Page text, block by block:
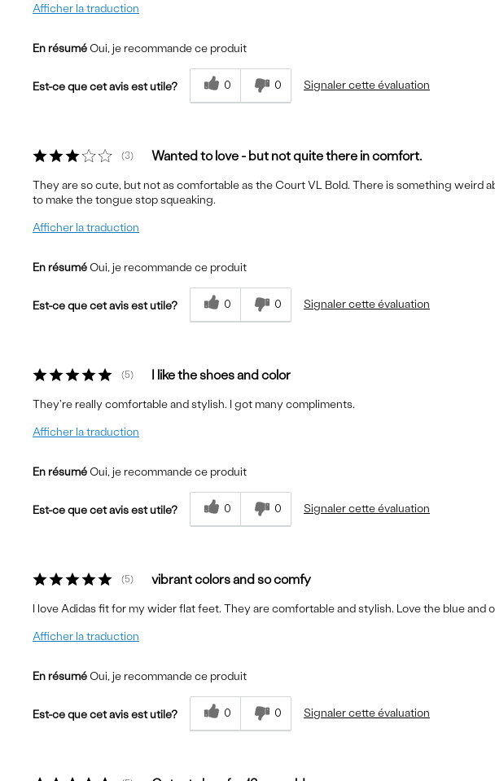
Afficher la traduction
En résumé Oui, je recommande ce produit
Est-ce que cet avis est utile? 0 0 Signaler cette évaluation
3 Wanted to love - but not quite there in comfort.
They are so cute, but not as comfortable as the Court VL Bold. There is something weird
to make the tongue stop squeaking.
Afficher la traduction
En résumé Oui, je recommande ce produit
Est-ce que cet avis est utile? 0 0 Signaler cette évaluation
5 I like the shoes and color
They're really comfortable and stylish. I got many compliments.
Afficher la traduction
En résumé Oui, je recommande ce produit
Est-ce que cet avis est utile? 0 0 Signaler cette évaluation
5 vibrant colors and so comfy
I love Adidas fit for my wider flat feet. They are comfortable and stylish. Love the blue and
Afficher la traduction
En résumé Oui, je recommande ce produit
Est-ce que cet avis est utile? 0 0 Signaler cette évaluation